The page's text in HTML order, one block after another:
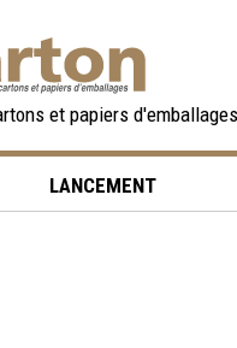
et papiers d'emballages
LANCEMENT